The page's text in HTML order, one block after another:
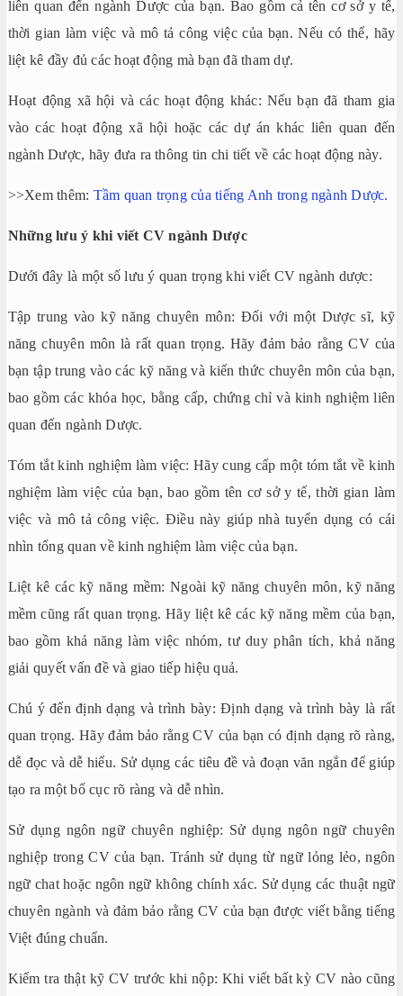
liên quan đến ngành Dược của bạn. Bao gồm cả tên cơ sở y tế,
thời gian làm việc và mô tả công việc của bạn. Nếu có thể, hãy
liệt kê đầy đủ các hoạt động mà bạn đã tham dự.
Hoạt động xã hội và các hoạt động khác: Nếu bạn đã tham gia
vào các hoạt động xã hội hoặc các dự án khác liên quan đến
ngành Dược, hãy đưa ra thông tin chi tiết về các hoạt động này.
>>Xem thêm: Tầm quan trọng của tiếng Anh trong ngành Dược.
Những lưu ý khi viết CV ngành Dược
Dưới đây là một số lưu ý quan trọng khi viết CV ngành dược:
Tập trung vào kỹ năng chuyên môn: Đối với một Dược sĩ, kỹ
năng chuyên môn là rất quan trọng. Hãy đảm bảo rằng CV của
bạn tập trung vào các kỹ năng và kiến thức chuyên môn của bạn,
bao gồm các khóa học, bằng cấp, chứng chỉ và kinh nghiệm liên
quan đến ngành Dược.
Tóm tắt kinh nghiệm làm việc: Hãy cung cấp một tóm tắt về kinh
nghiệm làm việc của bạn, bao gồm tên cơ sở y tế, thời gian làm
việc và mô tả công việc. Điều này giúp nhà tuyển dụng có cái
nhìn tổng quan về kinh nghiệm làm việc của bạn.
Liệt kê các kỹ năng mềm: Ngoài kỹ năng chuyên môn, kỹ năng
mềm cũng rất quan trọng. Hãy liệt kê các kỹ năng mềm của bạn,
bao gồm khả năng làm việc nhóm, tư duy phân tích, khả năng
giải quyết vấn đề và giao tiếp hiệu quả.
Chú ý đến định dạng và trình bày: Định dạng và trình bày là rất
quan trọng. Hãy đảm bảo rằng CV của bạn có định dạng rõ ràng,
dễ đọc và dễ hiểu. Sử dụng các tiêu đề và đoạn văn ngắn để giúp
tạo ra một bố cục rõ ràng và dễ nhìn.
Sử dụng ngôn ngữ chuyên nghiệp: Sử dụng ngôn ngữ chuyên
nghiệp trong CV của bạn. Tránh sử dụng từ ngữ lỏng lẻo, ngôn
ngữ chat hoặc ngôn ngữ không chính xác. Sử dụng các thuật ngữ
chuyên ngành và đảm bảo rằng CV của bạn được viết bằng tiếng
Việt đúng chuẩn.
Kiểm tra thật kỹ CV trước khi nộp: Khi viết bất kỳ CV nào cũng